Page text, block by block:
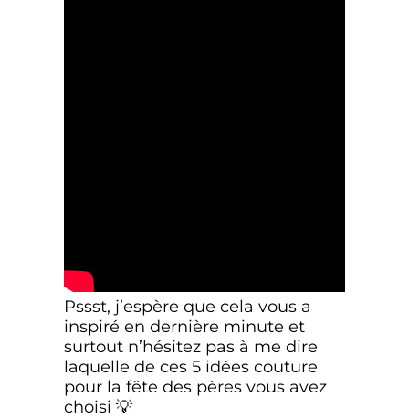
Pssst, j’espère que cela vous a
inspiré en dernière minute et
surtout n’hésitez pas à me dire
laquelle de ces 5 idées couture
pour la fête des pères vous avez
choisi 💡